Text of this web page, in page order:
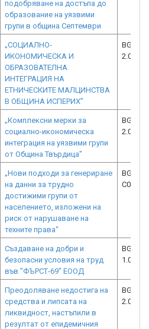
подобряване на достъпа до
образование на уязвими
групи в община Септември
„СОЦИАЛНО-
ИКОНОМИЧЕСКА И
ОБРАЗОВАТЕЛНА
ИНТЕГРАЦИЯ НА
ЕТНИЧЕСКИТЕ МАЛЦИНСТВА
В ОБЩИНА ИСПЕРИХ”
2.018-
„Комплексни мерки за
социално-икономическа
интеграция на уязвими групи
от Община Твърдица”
2.018-
„Нови подходи за генериране
на данни за трудно
достижими групи от
населението, изложени на
риск от нарушаване на
техните права“
BGLD-
C02
Създаване на добри и
безопасни условия на труд
във "ФЪРСТ-69" ЕООД
1.033-
Преодоляване недостига на
средства и липсата на
ликвидност, настъпили в
резултат от епидемичния
2.073-